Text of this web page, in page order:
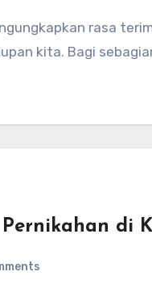
rasa
kita. Bagi
di